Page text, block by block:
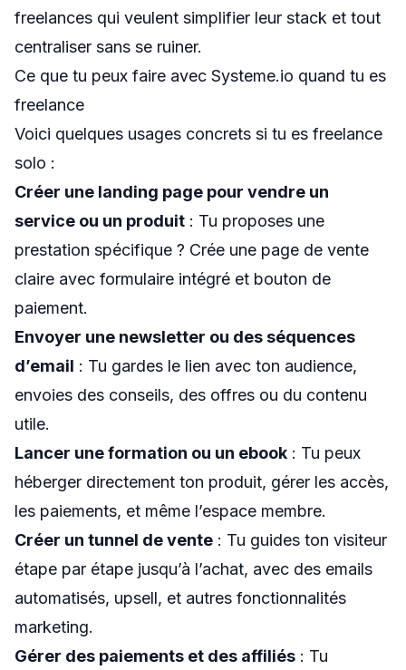
freelances qui veulent simplifier leur stack et tout
centraliser sans se ruiner.
Ce que tu peux faire avec Systeme.io quand tu es
freelance
Voici quelques usages concrets si tu es freelance
solo :
Créer une landing page pour vendre un
service ou un produit : Tu proposes une
prestation spécifique ? Crée une page de vente
claire avec formulaire intégré et bouton de
paiement.
Envoyer une newsletter ou des séquences
d’email : Tu gardes le lien avec ton audience,
envoies des conseils, des offres ou du contenu
utile.
Lancer une formation ou un ebook : Tu peux
héberger directement ton produit, gérer les accès,
les paiements, et même l’espace membre.
Créer un tunnel de vente : Tu guides ton visiteur
étape par étape jusqu’à l’achat, avec des emails
automatisés, upsell, et autres fonctionnalités
marketing.
Gérer des paiements et des affiliés : Tu